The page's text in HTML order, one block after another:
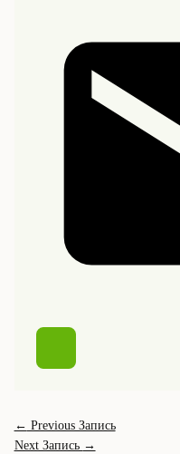
← Previous Запись
Next Запись →